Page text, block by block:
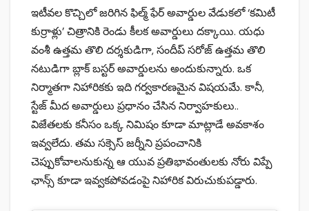
ఇటీవల కొచ్చిలో జరిగిన ఫిల్మ్ ఫేర్ అవార్డుల వేడుకలో ‘కమిటీ
కుర్రాళ్లు’ చిత్రానికి రెండు కీలక అవార్డులు దక్కాయి. యధు
వంశీ ఉత్తమ తొలి దర్శకుడిగా, సందీప్ సరోజ్ ఉత్తమ తొలి
నటుడిగా బ్లాక్ బస్టర్ అవార్డులను అందుకున్నారు. ఒక
నిర్మాతగా నిహారికకు ఇది గర్వకారణమైన విషయమే. కానీ,
స్టేజ్ మీద అవార్డులు ప్రధానం చేసిన నిర్వాహకులు..
విజేతలకు కనీసం ఒక్క నిమిషం కూడా మాట్లాడే అవకాశం
ఇవ్వలేదు. తమ సక్సెస్ జర్నీని ప్రపంచానికి
చెప్పుకోవాలనుకున్న ఆ యువ ప్రతిభావంతులకు నోరు విప్పే
ఛాన్స్ కూడా ఇవ్వకపోవడంపై నిహారిక విరుచుకుపడ్డారు.